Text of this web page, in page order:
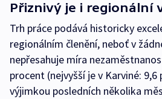
Přiznivý je i regionální
Trh práce podává historicky
regionálním členění, neboť v
nepřesahuje míra
procent (nejvyšší je v Karviné: 9,6
výjimkou posledních několika